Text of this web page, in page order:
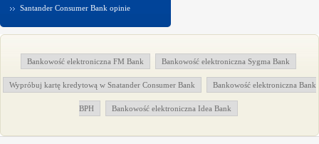
Santander Consumer Bank opinie
Bankowość elektroniczna FM Bank Bankowość elektroniczna Sygma Bank
Wypróbuj kartę kredytową w Snatander Consumer Bank Bankowość elektroniczna Bank
BPH Bankowość elektroniczna Idea Bank